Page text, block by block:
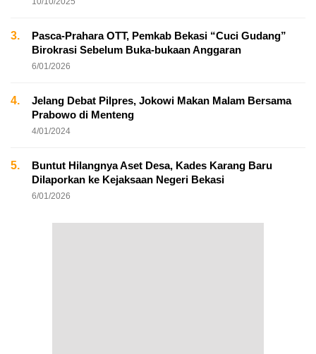
3.
Pasca-Prahara OTT, Pemkab Bekasi “Cuci Gudang”
Birokrasi Sebelum Buka-bukaan Anggaran
6/01/2026
4.
Jelang Debat Pilpres, Jokowi Makan Malam Bersama
Prabowo di Menteng
4/01/2024
5.
Buntut Hilangnya Aset Desa, Kades Karang Baru
Dilaporkan ke Kejaksaan Negeri Bekasi
6/01/2026